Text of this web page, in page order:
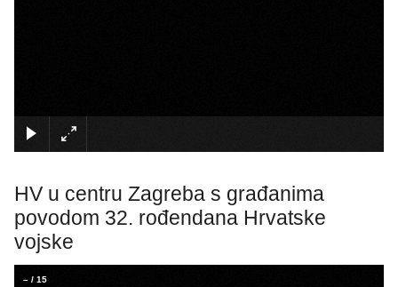
HV u centru Zagreba s građanima
povodom 32. rođendana Hrvatske
vojske
– / 15